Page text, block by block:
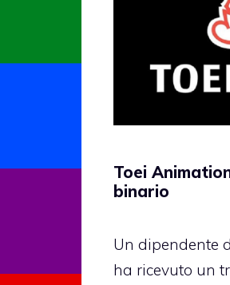
Toei
binario
Un dipendente
ha ricevuto un